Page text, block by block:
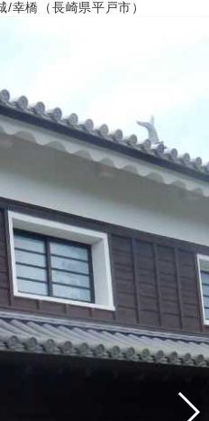
幸橋（長崎県平戸市）